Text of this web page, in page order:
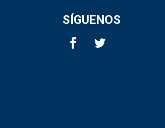
SÍGUENOS